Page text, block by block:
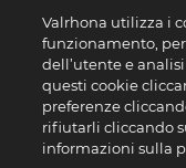
La “Certificazione B
ente privato no profit,
successo il B Impact
Lab in termini di
specifica che B Lab non è
Valrhona utilizza i
funzionamento,
dell’utente e
questi cookie
preferenze
rifiutarli cliccando
informazioni sulla